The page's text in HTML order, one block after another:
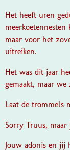
Het heeft uren
maar voor het
uitreiken.
Het was dit jaar
gemaakt, maar
Laat de trommels
Sorry Truus,
Jouw adonis en jij